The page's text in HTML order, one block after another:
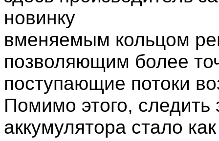
новинку
вменяемым кольцом
позволяющим более
поступающие потоки
Помимо этого,
аккумулятора стало